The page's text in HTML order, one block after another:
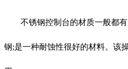
不锈钢控制台的材质一般都有
钢;是一种耐蚀性很好的材料。该